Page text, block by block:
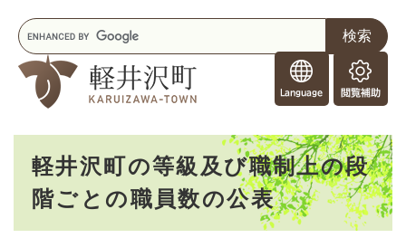
o
r
e
i
g
n
閲
覧
助
キ
ー
ワ
軽井沢町の等級及び職制上の段
階ごとの職員数の公表